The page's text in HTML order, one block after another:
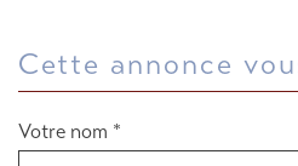
cette annonce
Votre nom *